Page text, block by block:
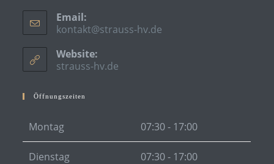
Email:
kontakt@strauss-hv.de
Website:
strauss-hv.de
Öffnungszeiten
Montag 07:30 - 17:00
Dienstag 07:30 - 17:00